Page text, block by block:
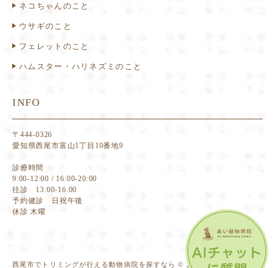
ネコちゃんのこと
ウサギのこと
フェレットのこと
ハムスター・ハリネズミのこと
INFO
〒444-0326
愛知県西尾市富山1丁目10番地9
診療時間
9:00-12:00 / 16:00-20:00
往診 13:00-16:00
予約健診 日祝午後
休診 木曜
西尾市でトリミングが行える動物病院を探すなら © あい動物病院